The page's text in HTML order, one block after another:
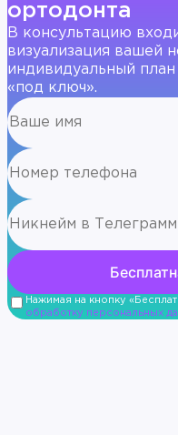
ортодонта
В консультацию
визуализация вашей
индивидуальный план
«под ключ».
Нажимая на кнопку
обработку персональных